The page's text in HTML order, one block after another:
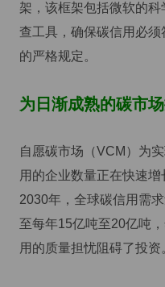
架，该框架包括微软的
查工具，确保碳信用必
的严格规定。
为日渐成熟的碳市
自愿碳市场（VCM）为
用的企业数量正在快速
2030年，全球碳信用需
至每年15亿吨至20亿吨
用的质量担忧阻碍了投资